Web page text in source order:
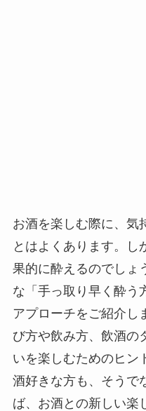
お酒を楽しむ際に、気
とはよくあります。し
果的に酔えるのでしょ
な「手っ取り早く酔う
アプローチをご紹介し
び方や飲み方、飲酒の
いを楽しむためのヒン
酒好きな方も、そうで
ば、お酒との新しい楽